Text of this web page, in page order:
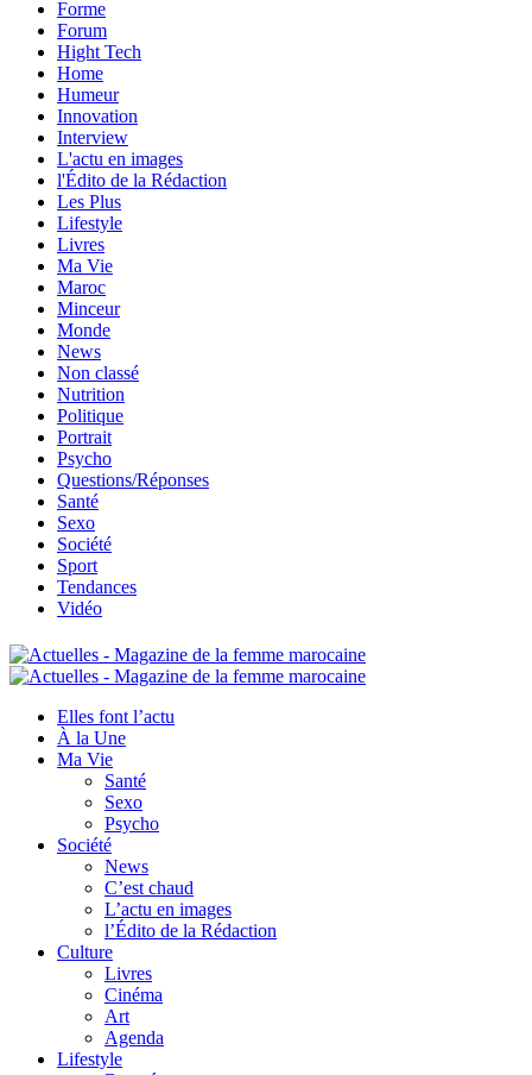
Forme
Forum
Hight Tech
Home
Humeur
Innovation
Interview
L'actu en images
l'Édito de la Rédaction
Les Plus
Lifestyle
Livres
Ma Vie
Maroc
Minceur
Monde
News
Non classé
Nutrition
Politique
Portrait
Psycho
Questions/Réponses
Santé
Sexo
Société
Sport
Tendances
Vidéo
Elles font l’actu
À la Une
Ma Vie
Santé
Sexo
Psycho
Société
News
C’est chaud
L’actu en images
l’Édito de la Rédaction
Culture
Livres
Cinéma
Art
Agenda
Lifestyle